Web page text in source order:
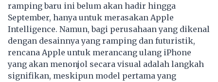
ramping baru ini belum akan hadir hingga
September, hanya untuk merasakan Apple
Intelligence. Namun, bagi perusahaan yang dikenal
dengan desainnya yang ramping dan futuristik,
rencana Apple untuk merancang ulang iPhone
yang akan menonjol secara visual adalah langkah
signifikan, meskipun model pertama yang